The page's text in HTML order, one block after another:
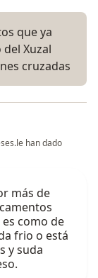
que ya
Xuzal
cruzadas
han dado
más de
como de
frio o está
y suda